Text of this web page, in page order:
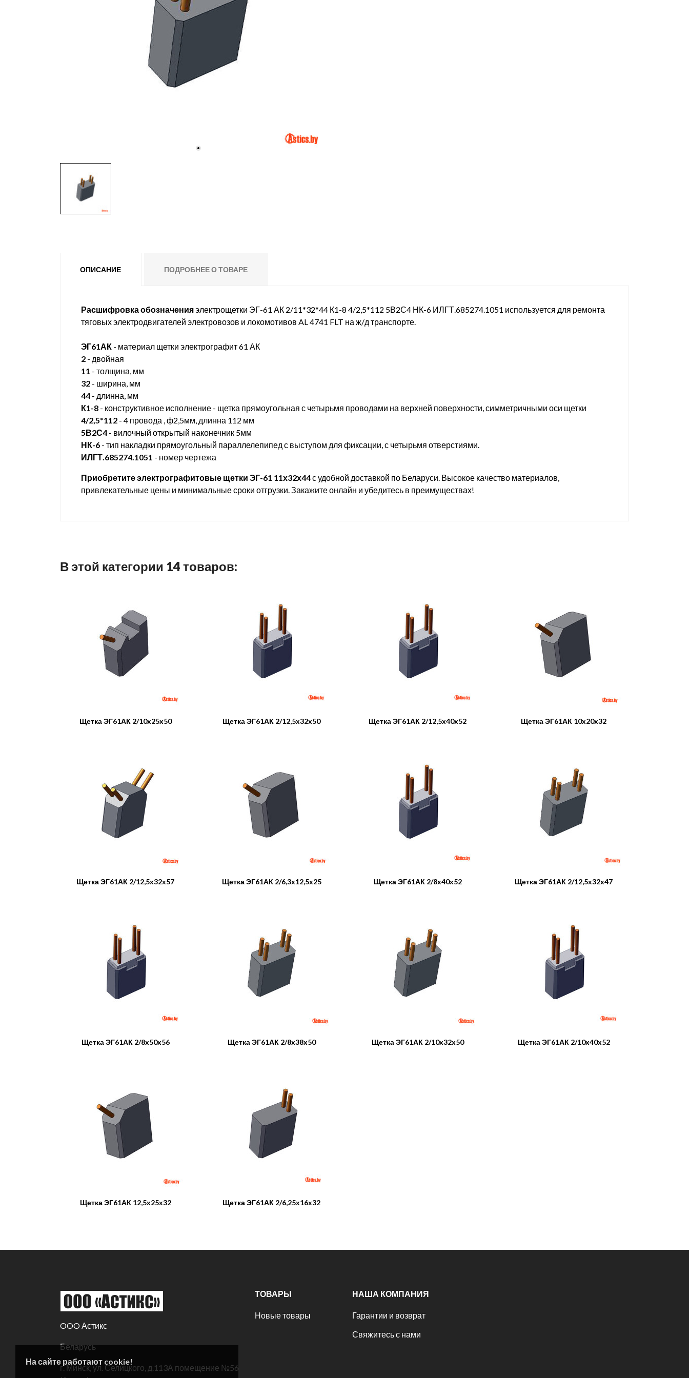
На сайте работают cookie!
ОПИСАНИЕ ПОДРОБНЕЕ О ТОВАРЕ
Расшифровка обозначенияэлектрощетки ЭГ-61 АК 2/11*32*44 К1-8 4/2,5*112 5В2С4 НК-6 ИЛГТ.685274.1051 используется для ремонта
тяговых электродвигателей электровозов и локомотивов AL 4741 FLT на ж/д транспорте.
ЭГ61АК - материал щетки электрографит 61 АК
2 - двойная
11 - толщина, мм
32 - ширина, мм
44 - длинна, мм
К1-8 - конструктивное исполнение - щетка прямоугольная с четырьмя проводами на верхней поверхности, симметричными оси щетки
4/2,5*112 - 4 провода , ф2,5мм, длинна 112 мм
5В2С4 - вилочный открытый наконечник 5мм
НК-6 - тип накладки прямоугольный параллелепипед с выступом для фиксации, с четырьмя отверстиями.
ИЛГТ.685274.1051 - номер чертежа
Приобретите электрографитовые щетки ЭГ-61 11х32х44с удобной доставкой по Беларуси. Высокое качество материалов,
привлекательные цены и минимальные сроки отгрузки. Закажите онлайн и убедитесь в преимуществах!
В этой категории 14 товаров:
Щетка ЭГ61АК 2/10x25x50 Щетка ЭГ61АК 2/12,5x32x50 Щетка ЭГ61АК 2/12,5x40x52 Щетка ЭГ61АК 10x20x32
Щетка ЭГ61АК 2/12,5x32x57 Щетка ЭГ61АК 2/6,3x12,5x25 Щетка ЭГ61АК 2/8x40x52 Щетка ЭГ61АК 2/12,5x32x47
Щетка ЭГ61АК 2/8x50x56 Щетка ЭГ61АК 2/8x38x50 Щетка ЭГ61АК 2/10x32x50 Щетка ЭГ61АК 2/10x40x52
Щетка ЭГ61АК 12,5x25x32 Щетка ЭГ61АК 2/6,25x16x32
OOO Астикс
Беларусь
г. Минск, ул. Селицкого, д.113А помещение №56
ТОВАРЫ
Новые товары
НАША КОМПАНИЯ
Гарантии и возврат
Свяжитесь с нами